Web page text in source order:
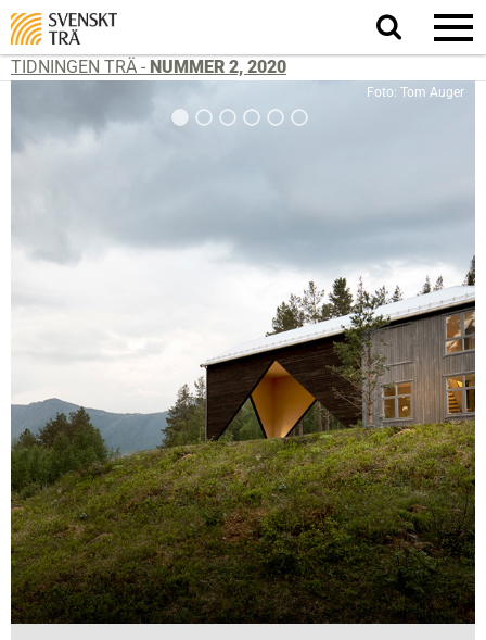
Sök
på
TIDNINGEN TRÄ - NUMMER 2, 2020
Foto: Tom Auger